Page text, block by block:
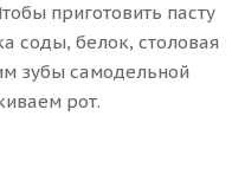
приготовить пасту
соды, белок, столовая
зубы самодельной
рот.